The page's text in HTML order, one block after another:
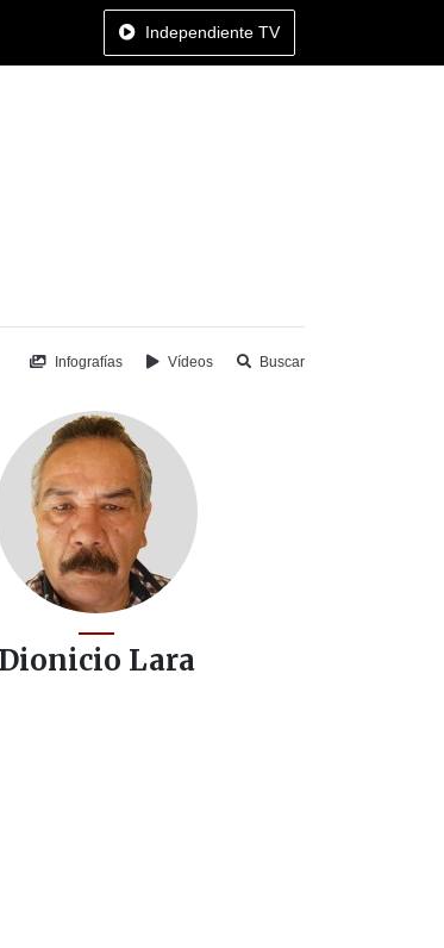
Independiente TV
Infografías Vídeos Buscar
Dionicio Lara